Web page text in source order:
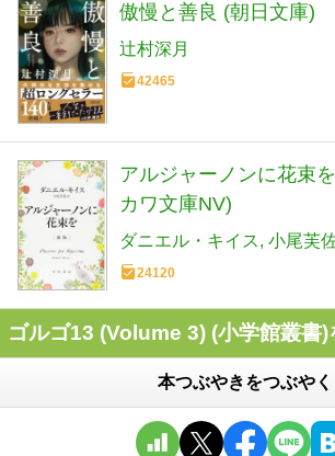
傲慢と善良 (朝日文庫)
辻村深月
42465
アルジャーノンに花束
カワ文庫NV)
ダニエル・キイス 小尾芙
24120
ゴルゴ13 (Volume 3) (小学館叢書)
本つぶやきをつぶやく